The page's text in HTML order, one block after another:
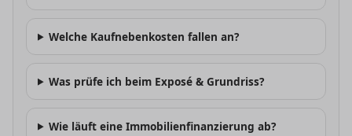
Welche Kaufnebenkosten fallen an?
Was prüfe ich beim Exposé & Grundriss?
Wie läuft eine Immobilienfinanzierung ab?